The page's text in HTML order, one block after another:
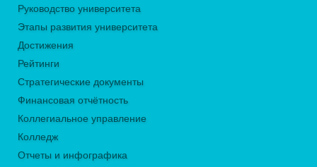
Руководство университета
Этапы развития университета
Достижения
Рейтинги
Стратегические документы
Финансовая отчётность
Коллегиальное управление
Колледж
Отчеты и инфографика